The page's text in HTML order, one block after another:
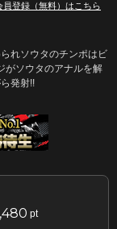
員登録（無料）はこちら
れソウタのチンポはビ
がソウタのアナルを解
発射!!
pt